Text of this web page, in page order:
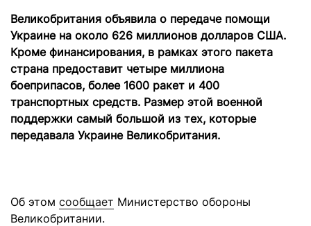
Великобритания объявила о передаче помощи
Украине на около 626 миллионов долларов США.
Кроме финансирования, в рамках этого пакета
страна предоставит четыре миллиона
боеприпасов, более 1600 ракет и 400
транспортных средств. Размер этой военной
поддержки самый большой из тех, которые
передавала Украине Великобритания.
Об этом сообщает Министерство обороны
Великобритании.